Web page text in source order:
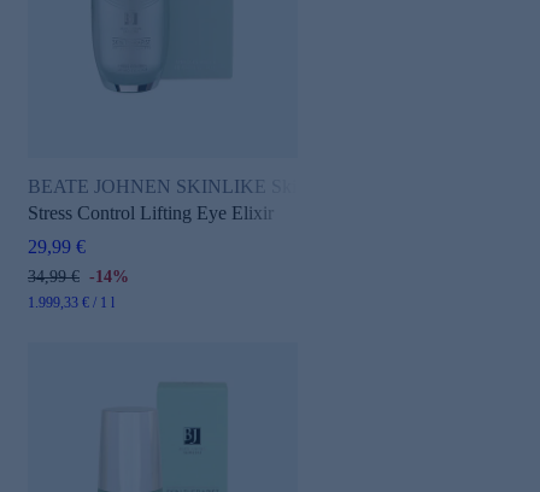
BEATE JOHNEN SKINLIKE Skin Therapist
Stress Control Lifting Eye Elixir
29,99 €
34,99 € -14%
1.999,33 € / 1 l